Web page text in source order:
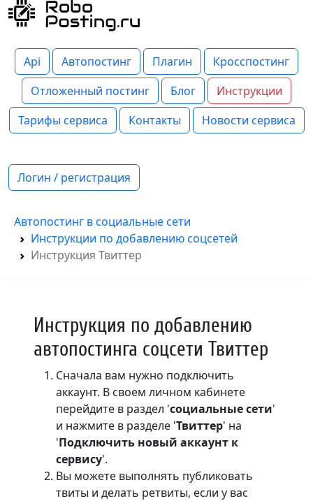
Api Автопостинг Плагин
Кросспостинг
Отложенный постинг
Блог
Инструкции
Тарифы сервиса
Контакты Новости сервиса
Логин / регистрация
Автопостинг в социальные сети
Инструкции по добавлению соцсетей
Инструкция Твиттер
Инструкция по добавлению
автопостинга соцсети Твиттер
Сначала вам нужно подключить
аккаунт. В своем личном кабинете
перейдите в раздел 'социальные сети'
и нажмите в разделе 'Твиттер' на
'Подключить новый аккаунт к
сервису'.
Вы можете выполнять публиковать
твиты и делать ретвиты, если у вас